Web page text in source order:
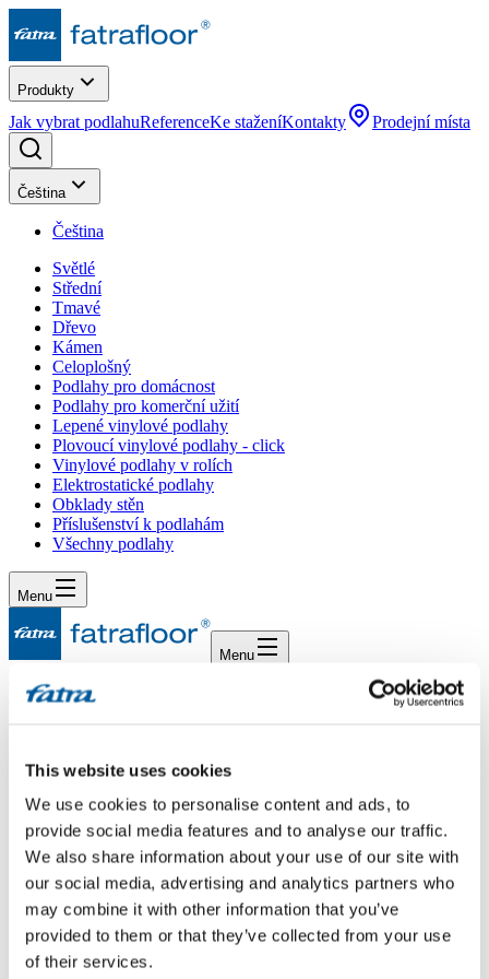
This website uses cookies
We use cookies to personalise content and ads, to
provide social media features and to analyse our traffic.
We also share information about your use of our site with
our social media, advertising and analytics partners who
may combine it with other information that you’ve
provided to them or that they’ve collected from your use
of their services.
Produkty
Jak vybrat podlahuReferenceKe staženíKontakty Prodejní místa
Čeština
Čeština
Světlé
Střední
Tmavé
Dřevo
Kámen
Celoplošný
Podlahy pro domácnost
Podlahy pro komerční užití
Lepené vinylové podlahy
Plovoucí vinylové podlahy - click
Vinylové podlahy v rolích
Elektrostatické podlahy
Obklady stěn
Příslušenství k podlahám
Všechny podlahy
Menu
Menu
Dotazy/
Dotaz 422
Dotaz
Mohu vědět který vemeno dělalo návod na pokládku fatraclicku?Je
to dobrá a kvalitní podlaha s opravdu povedeným zámkem,ale tím
návodem jí laik tak akorát zničí.
Odpověď